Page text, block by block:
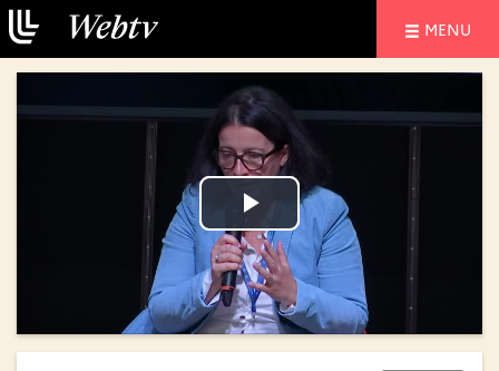
MENU
Lire
la
vidéo
Lire
la
vidéo